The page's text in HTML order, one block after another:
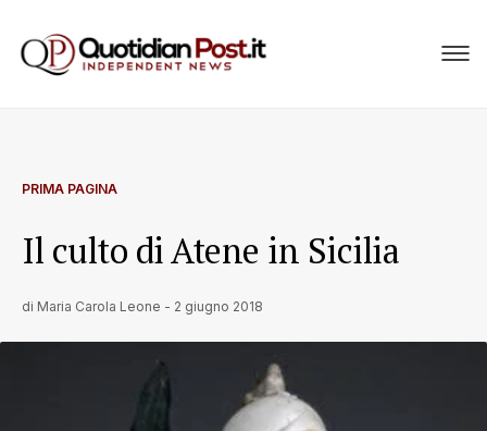
PRIMA PAGINA
Il culto di Atene in Sicilia
di Maria Carola Leone - 2 giugno 2018